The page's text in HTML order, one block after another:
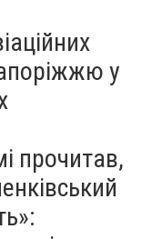
у
прочитав,